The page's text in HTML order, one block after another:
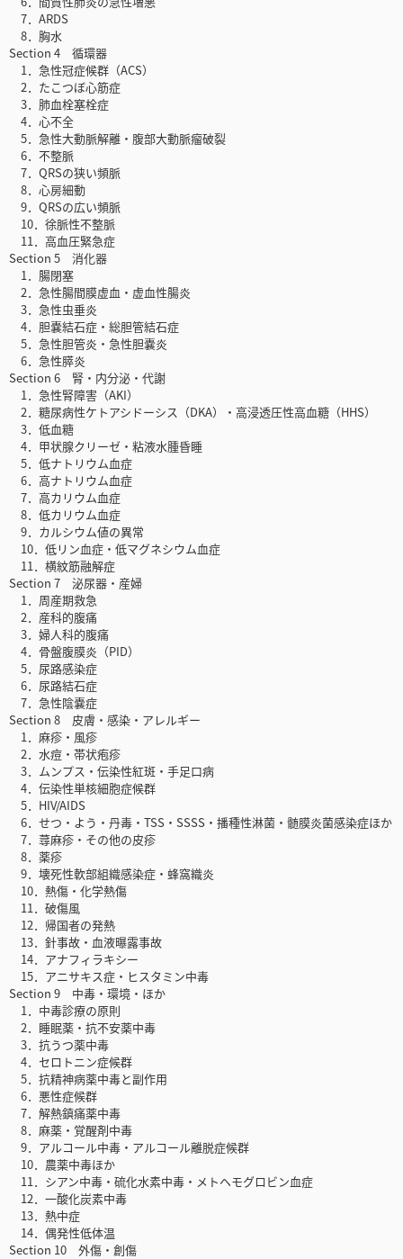
7．ARDS
8．胸水
Section 4 循環器
1．急性冠症候群（ACS）
2．たこつぼ心筋症
3．肺血栓塞栓症
4．心不全
5．急性大動脈解離・腹部大動脈瘤破裂
6．不整脈
7．QRSの狭い頻脈
8．心房細動
9．QRSの広い頻脈
10．徐脈性不整脈
11．高血圧緊急症
Section 5 消化器
1．腸閉塞
2．急性腸間膜虚血・虚血性腸炎
3．急性虫垂炎
4．胆嚢結石症・総胆管結石症
5．急性胆管炎・急性胆嚢炎
6．急性膵炎
Section 6 腎・内分泌・代謝
1．急性腎障害（AKI）
2．糖尿病性ケトアシドーシス（DKA）・高浸透圧性高血糖（HHS）
3．低血糖
4．甲状腺クリーゼ・粘液水腫昏睡
5．低ナトリウム血症
6．高ナトリウム血症
7．高カリウム血症
8．低カリウム血症
9．カルシウム値の異常
10．低リン血症・低マグネシウム血症
11．横紋筋融解症
Section 7 泌尿器・産婦
1．周産期救急
2．産科的腹痛
3．婦人科的腹痛
4．骨盤腹膜炎（PID）
5．尿路感染症
6．尿路結石症
7．急性陰嚢症
Section 8 皮膚・感染・アレルギー
1．麻疹・風疹
2．水痘・帯状疱疹
3．ムンプス・伝染性紅斑・手足口病
4．伝染性単核細胞症候群
5．HIV/AIDS
6．せつ・よう・丹毒・TSS・SSSS・播種性淋菌・髄膜炎菌感染症ほか
7．蕁麻疹・その他の皮疹
8．薬疹
9．壊死性軟部組織感染症・蜂窩織炎
10．熱傷・化学熱傷
11．破傷風
12．帰国者の発熱
13．針事故・血液曝露事故
14．アナフィラキシー
15．アニサキス症・ヒスタミン中毒
Section 9 中毒・環境・ほか
1．中毒診療の原則
2．睡眠薬・抗不安薬中毒
3．抗うつ薬中毒
4．セロトニン症候群
5．抗精神病薬中毒と副作用
6．悪性症候群
7．解熱鎮痛薬中毒
8．麻薬・覚醒剤中毒
9．アルコール中毒・アルコール離脱症候群
10．農薬中毒ほか
11．シアン中毒・硫化水素中毒・メトヘモグロビン血症
12．一酸化炭素中毒
13．熱中症
14．偶発性低体温
Section 10 外傷・創傷